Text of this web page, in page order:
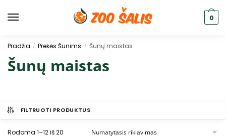
0
Pradžia / Prekės Šunims / Šunų maistas
Šunų maistas
FILTRUOTI PRODUKTUS
Rodoma 1–12 iš 20